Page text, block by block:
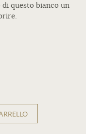
questo bianco un